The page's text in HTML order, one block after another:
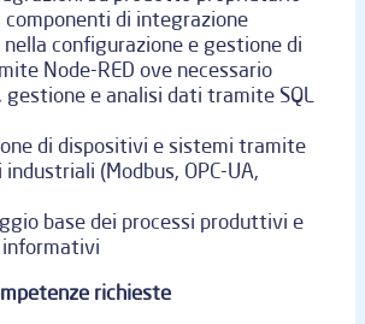
componenti di integrazione
configurazione e gestione di
Node-RED ove necessario
gestione e analisi dati tramite SQL
di dispositivi e sistemi tramite
(Modbus, OPC-UA,
base dei processi produttivi e
richieste